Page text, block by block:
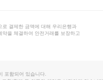
로 결제한 금액에 대해 우리은행과
약을 체결하여 안전거래를 보장하고
포함되어 있습니다.